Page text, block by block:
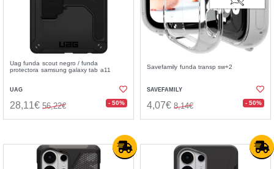
Uag funda scout negro / funda
protectora samsung galaxy tab a11
UAG
28,11€ 56,22€ - 50%
Savefamily funda transp sw+2
SAVEFAMILY
4,07€ 8,14€ - 50%